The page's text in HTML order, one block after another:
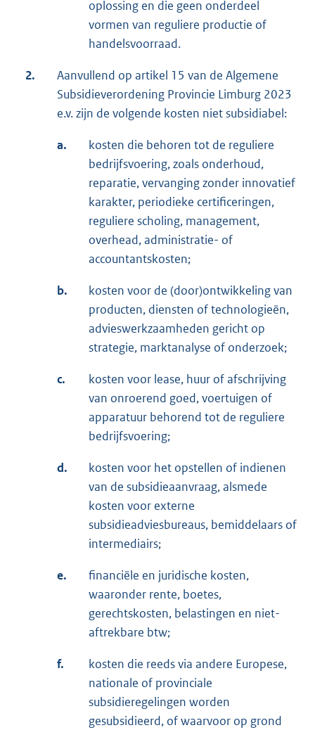
oplossing en die geen onderdeel
vormen van reguliere productie of
handelsvoorraad.
2.
Aanvullend op artikel 15 van de Algemene
Subsidieverordening Provincie Limburg 2023
e.v. zijn de volgende kosten niet subsidiabel:
a.
kosten die behoren tot de reguliere
bedrijfsvoering, zoals onderhoud,
reparatie, vervanging zonder innovatief
karakter, periodieke certificeringen,
reguliere scholing, management,
overhead, administratie- of
accountantskosten;
b.
kosten voor de (door)ontwikkeling van
producten, diensten of technologieën,
advieswerkzaamheden gericht op
strategie, marktanalyse of onderzoek;
c.
kosten voor lease, huur of afschrijving
van onroerend goed, voertuigen of
apparatuur behorend tot de reguliere
bedrijfsvoering;
d.
kosten voor het opstellen of indienen
van de subsidieaanvraag, alsmede
kosten voor externe
subsidieadviesbureaus, bemiddelaars of
intermediairs;
e.
financiële en juridische kosten,
waaronder rente, boetes,
gerechtskosten, belastingen en niet-
aftrekbare btw;
f.
kosten die reeds via andere Europese,
nationale of provinciale
subsidieregelingen worden
gesubsidieerd, of waarvoor op grond